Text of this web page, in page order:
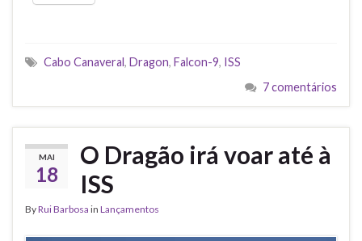
Cabo Canaveral, Dragon, Falcon-9, ISS
7 comentários
MAI
18
O Dragão irá voar até à
ISS
ByRui Barbosa in Lançamentos